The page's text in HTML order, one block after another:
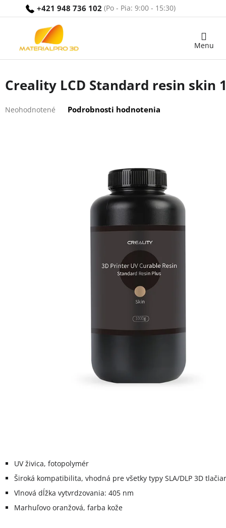
+421 948 736 102
Nákupný
Creality LCD Standard resin skin
hodnotenie
Neohodnotené Podrobnosti hodnotenia
UV živica, fotopolymér
Široká kompatibilita, vhodná pre všetky typy SLA/DLP 3D
Vlnová dĺžka vytvrdzovania: 405 nm
Marhuľovo oranžová, farba kože